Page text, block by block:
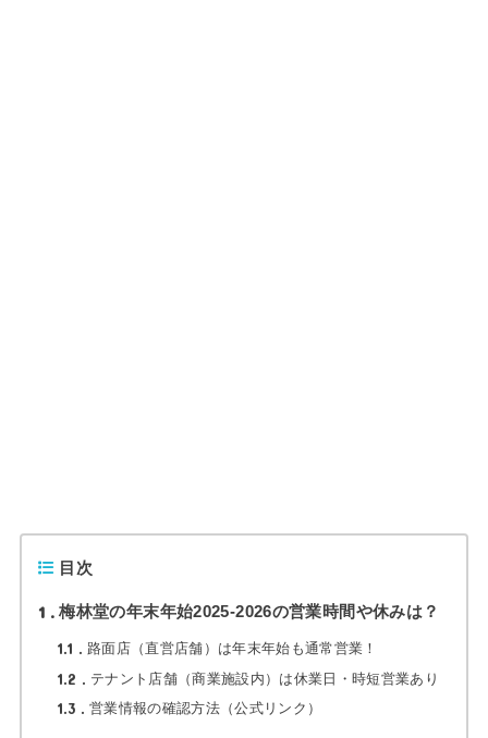
目次
1 梅林堂の年末年始2025-2026の営業時間や休みは？
1.1 路面店（直営店舗）は年末年始も通常営業！
1.2 テナント店舗（商業施設内）は休業日・時短営業あり
1.3 営業情報の確認方法（公式リンク）